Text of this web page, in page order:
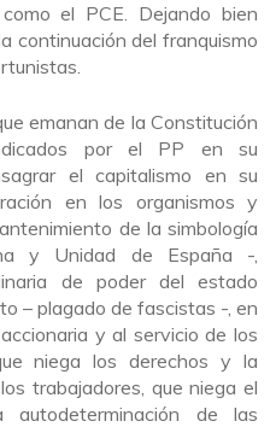
el PCE. Dejando bien
continuación del franquismo
emanan de la Constitución
por el PP en su
el capitalismo en su
en los organismos y
de la simbología
y Unidad de España -,
de poder del estado
– plagado de fascistas -, en
y al servicio de los
niega los derechos y la
trabajadores, que niega el
de las